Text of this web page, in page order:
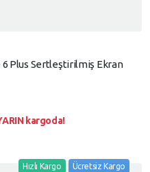
Plus Sertleştirilmiş Ekran
kargoda!
Hızlı Kargo Ücretsiz Kargo